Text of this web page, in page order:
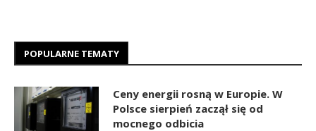
POPULARNE TEMATY
Ceny energii rosną w Europie. W
Polsce sierpień zaczął się od
mocnego odbicia